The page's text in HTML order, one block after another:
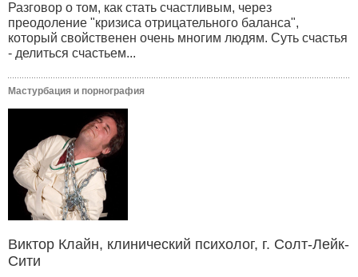
Разговор о том, как стать счастливым, через
преодоление "кризиса отрицательного баланса",
который свойственен очень многим людям. Суть счастья
- делиться счастьем...
Мастурбация и порнография
Виктор Клайн, клинический психолог, г. Солт-Лейк-
Сити